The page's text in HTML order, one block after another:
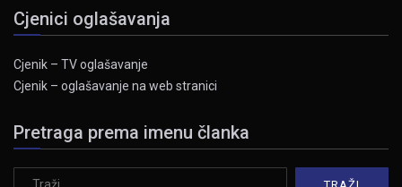
Cjenici oglašavanja
Cjenik – TV oglašavanje
Cjenik – oglašavanje na web stranici
Pretraga prema imenu članka